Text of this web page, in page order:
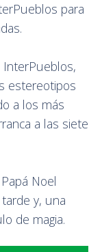
para
InterPueblos,
estereotipos
a los más
a las siete
Noel
y, una
de magia.